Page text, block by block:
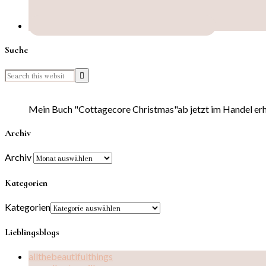
Suche
Mein Buch "Cottagecore Christmas"ab jetzt im Handel
Archiv
Archiv
Kategorien
Kategorien
Lieblingsblogs
allthebeautifulthings